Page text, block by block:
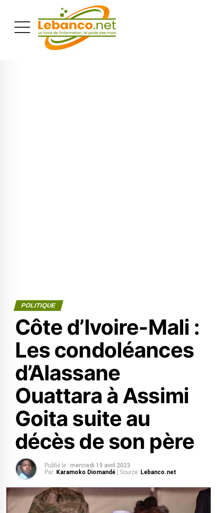
POLITIQUE
Côte d’Ivoire-Mali :
Les condoléances
d’Alassane
Ouattara à Assimi
Goita suite au
décès de son père
Publié le : mercredi 19 avril 2023
Par: Karamoko Diomandé | Source: Lebanco.net